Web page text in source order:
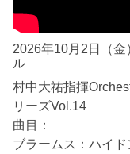
2026年10月2日（
ル
村中大祐指揮
リーズVol.14
曲目：
ブラームス：ハイ